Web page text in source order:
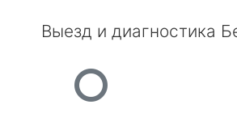
Выезд и диагностика